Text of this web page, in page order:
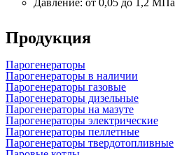
Продукция
Парогенераторы
Парогенераторы в наличии
Парогенераторы газовые
Парогенераторы дизельные
Парогенераторы на мазуте
Парогенераторы электрические
Парогенераторы пеллетные
Парогенераторы твердотопливные